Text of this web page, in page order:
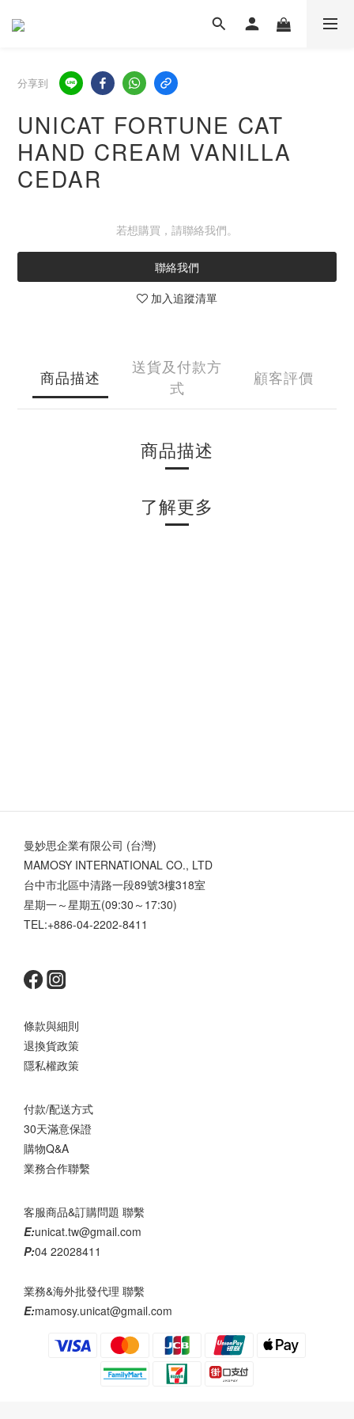
分享到
UNICAT FORTUNE CAT
HAND CREAM VANILLA
CEDAR
若想購買，請聯絡我們。
聯絡我們
加入追蹤清單
商品描述
送貨及付款方
式
顧客評價
商品描述
了解更多
曼妙思企業有限公司 (台灣)
MAMOSY INTERNATIONAL CO., LTD
台中市北區中清路一段89號3樓318室
星期一～星期五(09:30～17:30)
TEL:+886-04-2202-8411
條款與細則
退換貨政策
隱私權政策
付款/配送方式
30天滿意保證
購物Q&A
業務合作聯繫
客服商品&訂購問題 聯繫
E:unicat.tw@gmail.com
P:04 22028411
業務&海外批發代理 聯繫
E:mamosy.unicat@gmail.com